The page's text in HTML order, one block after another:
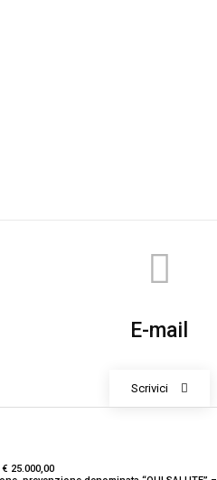
E-mail
Scrivici
25.000,00